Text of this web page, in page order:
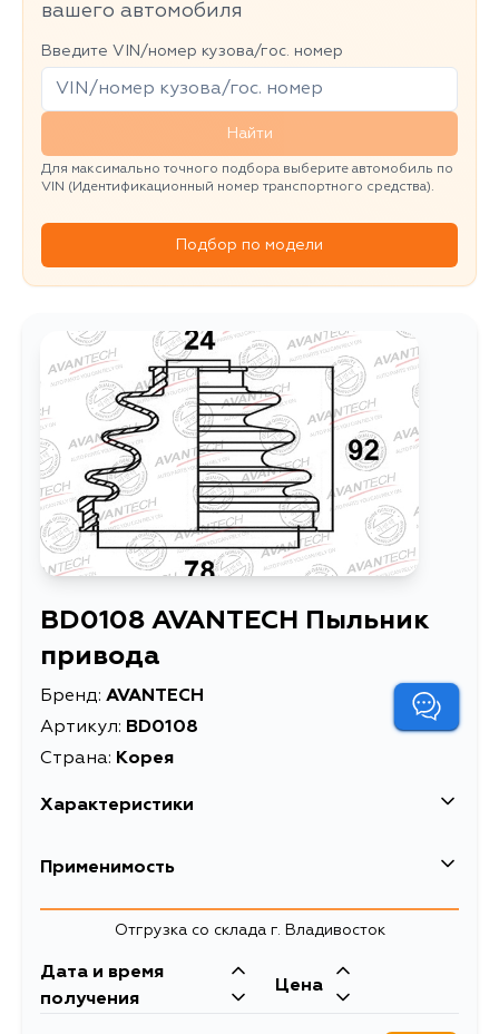
вашего автомобиля
Введите VIN/номер кузова/гос. номер
Найти
Для максимально точного подбора выберите автомобиль по
VIN (Идентификационный номер транспортного средства).
Подбор по модели
BD0108 AVANTECH Пыльник
привода
Бренд: AVANTECH
Артикул: BD0108
Страна: Корея
Характеристики
EAN-13
Длина упаковки, мм
Масса, кг 0.19
Применимость
Toyota
Кузов Двигатель
AT191, ET196, ST195, ST195G, CV20,
3SFE, 3SGE, 3CT,
Chevrolet
Отгрузка со склада г. Владивосток
Дата и время
получения
Цена